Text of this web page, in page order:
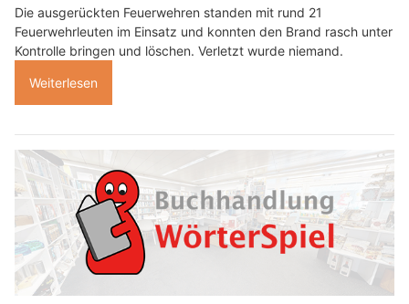
Die ausgerückten Feuerwehren standen mit rund 21
Feuerwehrleuten im Einsatz und konnten den Brand rasch unter
Kontrolle bringen und löschen. Verletzt wurde niemand.
Weiterlesen